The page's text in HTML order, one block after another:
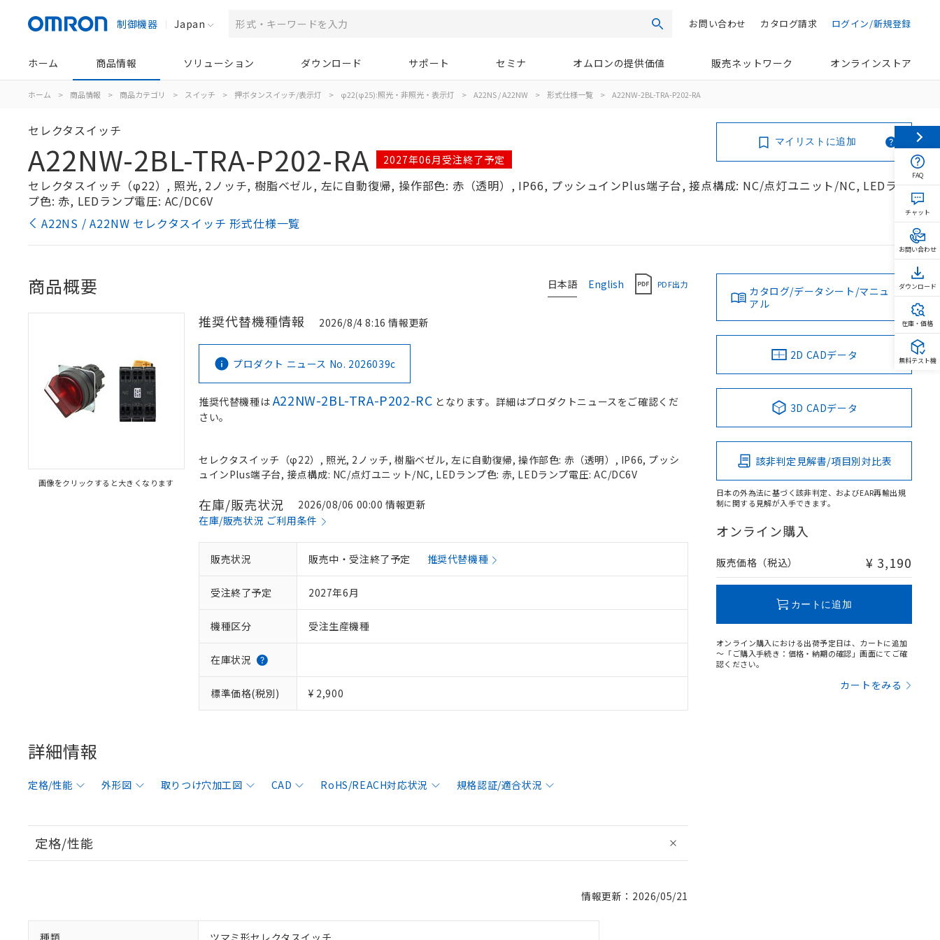
制御機器 Japan 検索 ログイン/新規登録
カタログ請求
お問い合わせ
ホーム 商品情報 ソリューション ダウンロード サポート セミナ オムロンの提供価値 販売ネットワーク オンラインストア
ホーム > 商品情報 > 商品カテゴリ > スイッチ > 押ボタンスイッチ/表示灯 > φ22(φ25):照光・非照光・表示灯 > A22NS / A22NW > 形式仕様一覧 > A22NW-2BL-TRA-P202-RA
セレクタスイッチ
A22NW-2BL-TRA-P202-RA 2027年06月受注終了予定
セレクタスイッチ（φ22）, 照光, 2ノッチ, 樹脂ベゼル, 左に自動復帰, 操作部色: 赤（透明）, IP66, プッシュインPlus端子台, 接点構成: NC/点灯ユニット/NC, LEDラン
プ色: 赤, LEDランプ電圧: AC/DC6V
A22NS / A22NW セレクタスイッチ 形式仕様一覧
マイリストに追加
日本語 English PDF出力
商品概要
画像をクリックすると大きくなります
推奨代替機種情報 2026/8/4 8:16 情報更新
プロダクト ニュース No. 2026039c
推奨代替機種はA22NW-2BL-TRA-P202-RC となります。詳細はプロダクトニュースをご確認くだ
さい。
セレクタスイッチ（φ22）, 照光, 2ノッチ, 樹脂ベゼル, 左に自動復帰, 操作部色: 赤（透明）, IP66, プッシ
ュインPlus端子台, 接点構成: NC/点灯ユニット/NC, LEDランプ色: 赤, LEDランプ電圧: AC/DC6V
在庫/販売状況
2026/08/06 00:00 情報更新
在庫/販売状況 ご利用条件
販売状況 販売中・受注終了予定 推奨代替機種
受注終了予定 2027年6月
機種区分 受注生産機種
在庫状況
標準価格(税別) ¥ 2,900
詳細情報
定格/性能 外形図 取りつけ穴加工図 CAD RoHS/REACH対応状況 規格認証/適合状況
定格/性能
情報更新：2026/05/21
種類 ツマミ形セレクタスイッチ
カタログ/データシート/マニュ
アル
2D CADデータ
3D CADデータ
該非判定見解書/項目別対比表
日本の外為法に基づく該非判定、およびEAR再輸出規
制に関する見解が入手できます。
オンライン購入
販売価格（税込） ¥ 3,190
カートに追加
オンライン購入における出荷予定日は、カートに追加
～「ご購入手続き：価格・納期の確認」画面にてご確
認ください。
カートをみる
FAQ
チャット
お問い合わせ
ダウンロード
在庫・価格
無料テスト機